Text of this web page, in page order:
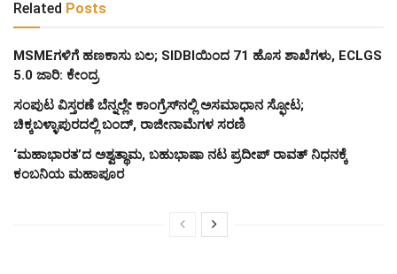
Related Posts
MSMEಗಳಿಗೆ ಹಣಕಾಸು ಬಲ; SIDBIಯಿಂದ 71 ಹೊಸ ಶಾಖೆಗಳು, ECLGS
5.0 ಜಾರಿ: ಕೇಂದ್ರ
ಸಂಪುಟ ವಿಸ್ತರಣೆ ಬೆನ್ನಲ್ಲೇ ಕಾಂಗ್ರೆಸ್‌ನಲ್ಲಿ ಅಸಮಾಧಾನ ಸ್ಫೋಟ;
ಚಿಕ್ಕಬಳ್ಳಾಪುರದಲ್ಲಿ ಬಂದ್, ರಾಜೀನಾಮೆಗಳ ಸರಣಿ
‘ಮಹಾಭಾರತ’ದ ಅಶ್ವತ್ಥಾಮ, ಬಹುಭಾಷಾ ನಟ ಪ್ರದೀಪ್ ರಾವತ್ ನಿಧನಕ್ಕೆ
ಕಂಬನಿಯ ಮಹಾಪೂರ